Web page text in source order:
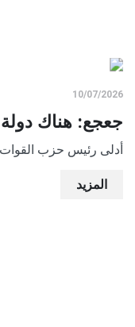
10/07/2026
جعجع: هناك
أدلى رئيس حزب القوات
المزيد